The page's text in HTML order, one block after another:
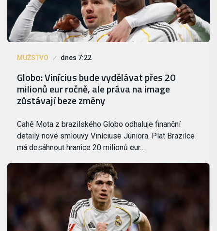
MUŽSTVO dnes 7:22
Globo: Vinícius bude vydělávat přes 20
milionů eur ročně, ale práva na image
zůstávají beze změny
Cahê Mota z brazilského Globo odhaluje finanční
detaily nové smlouvy Viníciuse Júniora. Plat Brazilce
má dosáhnout hranice 20 milionů eur…